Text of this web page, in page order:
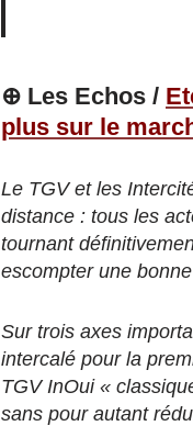
⊕ Les Echos /
plus sur le
Le TGV et les
distance : tous les
tournant
escompter une
Sur trois axes
intercalé pour la
TGV InOui «
sans pour autant